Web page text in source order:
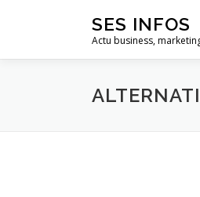
SES INFOS
Actu business,